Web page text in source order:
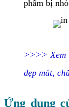
phẩm bị
>>>> Xem
đẹp mắt,
Ứng dụng